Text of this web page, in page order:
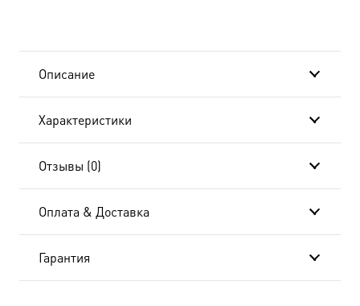
A-
Описание
Характеристики
Отзывы (0)
Оплата & Доставка
Гарантия